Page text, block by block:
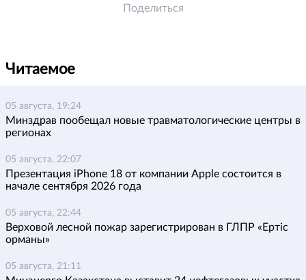
Поделиться
Читаемое
05 августа, 19:24
Минздрав пообещал новые травматологические центры в
регионах
05 августа, 22:07
Презентация iPhone 18 от компании Apple состоится в
начале сентября 2026 года
05 августа, 22:44
Верховой лесной пожар зарегистрирован в ГЛПР «Ертіс
орманы»
05 августа, 21:11